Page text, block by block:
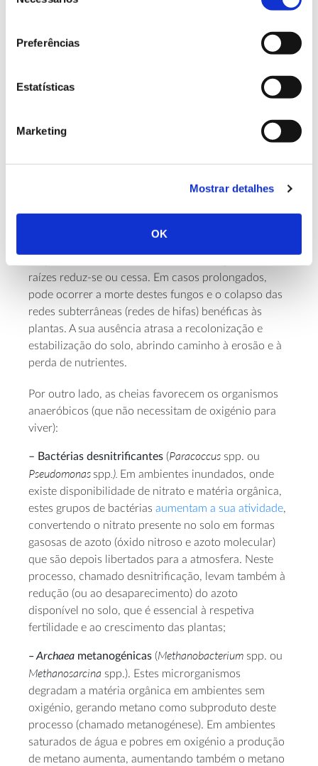
Preferências
Estatísticas
Marketing
Mostrar detalhes
OK
as funções ecológicas que desempenham reduzem-
que altera o equilíbrio, resistência e fertilidade do
– Fungos micorrízicos arbusculares
. Estes fungos
associações mutuamente benéficas com a maioria
das plantas, apoiando-as na absorção de nutrientes e
patogénicos) ao mesmo tempo que ajudam à
quando os poros do solo estão preenchidos por água
raízes reduz-se ou cessa. Em casos prolongados,
pode ocorrer a morte destes fungos e o colapso das
redes subterrâneas (redes de hifas) benéficas às
plantas. A sua ausência atrasa a recolonização e
estabilização do solo, abrindo caminho à erosão e à
perda de nutrientes.
Por outro lado, as cheias favorecem os organismos
anaeróbicos (que não necessitam de oxigénio para
viver):
– Bactérias desnitrificantes (Paracoccus spp. ou
Pseudomonas spp.). Em ambientes inundados, onde
existe disponibilidade de nitrato e matéria orgânica,
estes grupos de bactérias aumentam a sua atividade,
convertendo o nitrato presente no solo em formas
gasosas de azoto (óxido nitroso e azoto molecular)
que são depois libertados para a atmosfera. Neste
processo, chamado desnitrificação, levam também à
redução (ou ao desaparecimento) do azoto
disponível no solo, que é essencial à respetiva
fertilidade e ao crescimento das plantas;
– Archaea metanogénicas (Methanobacterium spp. ou
Methanosarcina spp.). Estes microrganismos
degradam a matéria orgânica em ambientes sem
oxigénio, gerando metano como subproduto deste
processo (chamado metanogénese). Em ambientes
saturados de água e pobres em oxigénio a produção
de metano aumenta, aumentando também o metano